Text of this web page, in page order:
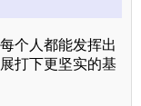
个人都能发挥出
打下更坚实的基